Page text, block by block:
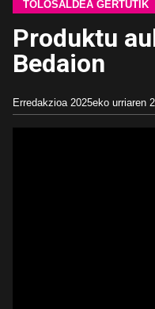
TOLOSALDEA GERTUTIK
Produktu
Bedaion
Erredakzioa 2025eko urriaren